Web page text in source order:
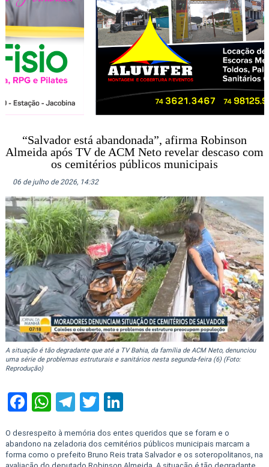
“Salvador está abandonada”, afirma Robinson
Almeida após TV de ACM Neto revelar descaso com
os cemitérios públicos municipais
06 de julho de 2026, 14:32
A situação é tão degradante que até a TV Bahia, da família de ACM Neto, denunciou
uma série de problemas estruturais e sanitários nesta segunda-feira (6) (Foto:
Reprodução)
Facebook
WhatsApp
Telegram
Twitter
LinkedIn
O desrespeito à memória dos entes queridos que se foram e o
abandono na zeladoria dos cemitérios públicos municipais marcam a
forma como o prefeito Bruno Reis trata Salvador e os soteropolitanos, na